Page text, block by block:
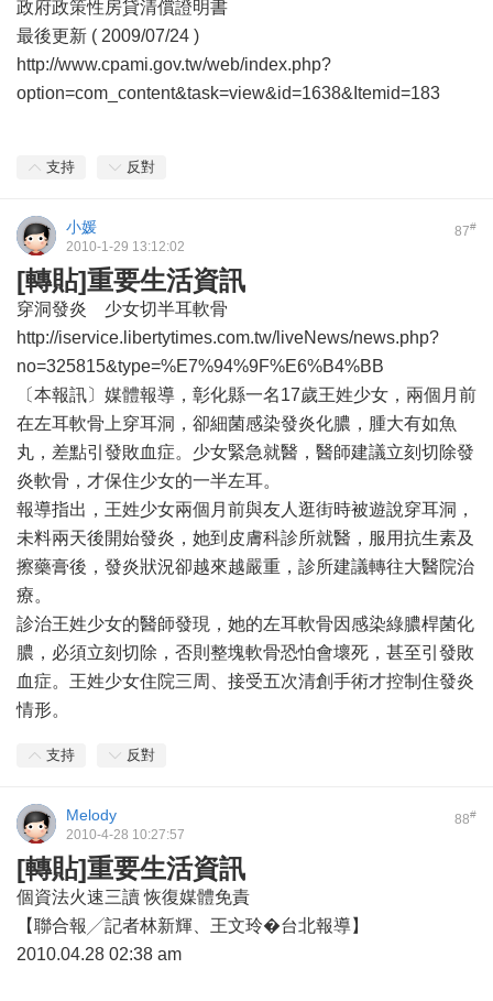
政府政策性房貸清償證明書
最後更新 ( 2009/07/24 )
http://www.cpami.gov.tw/web/index.php?
option=com_content&task=view&id=1638&Itemid=183
支持 反對
87#
小媛
2010-1-29 13:12:02
[轉貼]重要生活資訊
穿洞發炎 少女切半耳軟骨
http://iservice.libertytimes.com.tw/liveNews/news.php?
no=325815&type=%E7%94%9F%E6%B4%BB
〔本報訊〕媒體報導，彰化縣一名17歲王姓少女，兩個月前
在左耳軟骨上穿耳洞，卻細菌感染發炎化膿，腫大有如魚
丸，差點引發敗血症。少女緊急就醫，醫師建議立刻切除發
炎軟骨，才保住少女的一半左耳。
報導指出，王姓少女兩個月前與友人逛街時被遊說穿耳洞，
未料兩天後開始發炎，她到皮膚科診所就醫，服用抗生素及
擦藥膏後，發炎狀況卻越來越嚴重，診所建議轉往大醫院治
療。
診治王姓少女的醫師發現，她的左耳軟骨因感染綠膿桿菌化
膿，必須立刻切除，否則整塊軟骨恐怕會壞死，甚至引發敗
血症。王姓少女住院三周、接受五次清創手術才控制住發炎
情形。
支持 反對
88#
Melody
2010-4-28 10:27:57
[轉貼]重要生活資訊
個資法火速三讀 恢復媒體免責
【聯合報╱記者林新輝、王文玲�台北報導】
2010.04.28 02:38 am